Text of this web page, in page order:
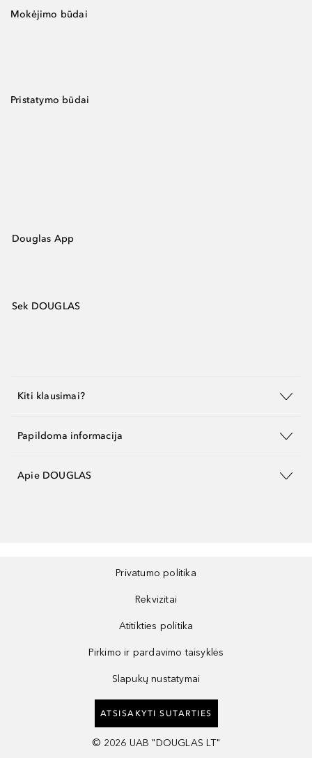
Mokėjimo būdai
Pristatymo būdai
Douglas App
Sek DOUGLAS
Kiti klausimai?
Papildoma informacija
Apie DOUGLAS
Privatumo politika
Rekvizitai
Atitikties politika
Pirkimo ir pardavimo taisyklės
Slapukų nustatymai
ATSISAKYTI SUTARTIES
© 2026 UAB "DOUGLAS LT"